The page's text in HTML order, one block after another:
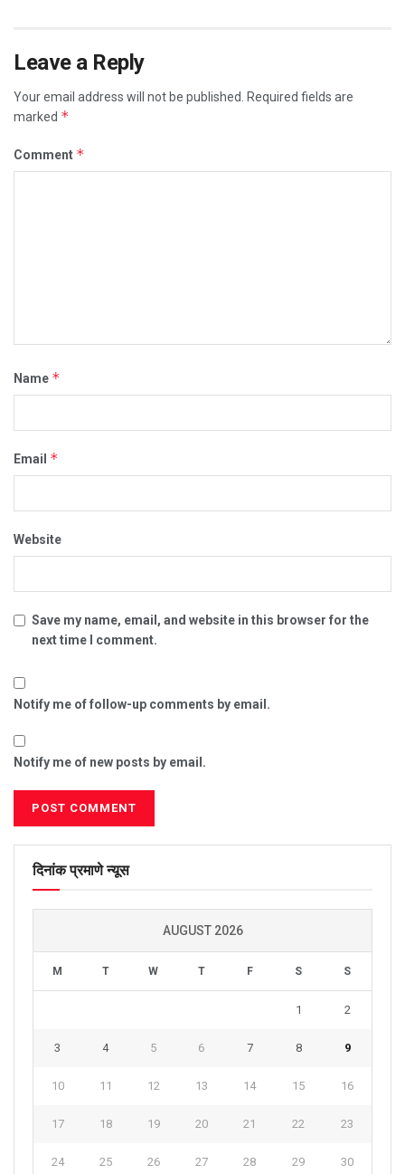
Leave a Reply
Your email address will not be published. Required fields are
marked *
Comment *
Name *
Email *
Website
Save my name, email, and website in this browser for the
next time I comment.
Notify me of follow-up comments by email.
Notify me of new posts by email.
दिनांक प्रमाणे न्यूस
AUGUST 2026
M T W T F S S
1 2
3 4 5 6 7 8 9
10 11 12 13 14 15 16
17 18 19 20 21 22 23
24 25 26 27 28 29 30